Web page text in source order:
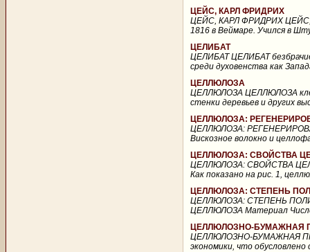
ЦЕЙС, КАРЛ ФРИДРИХ
ЦЕЙС, КАРЛ ФРИДРИХ ЦЕЙС,
1816 в Веймаре. Учился в
ЦЕЛИБАТ
ЦЕЛИБАТ ЦЕЛИБАТ
среди духовенства как
ЦЕЛЛЮЛОЗА
ЦЕЛЛЮЛОЗА ЦЕЛЛЮЛОЗА
стенки деревьев и других
ЦЕЛЛЮЛОЗА:
ЦЕЛЛЮЛОЗА:
Вискозное волокно и
ЦЕЛЛЮЛОЗА: СВОЙСТВА
ЦЕЛЛЮЛОЗА: СВОЙСТВА
Как показано на рис. 1,
ЦЕЛЛЮЛОЗА: СТЕПЕНЬ
ЦЕЛЛЮЛОЗА: СТЕПЕНЬ
ЦЕЛЛЮЛОЗА Материал
ЦЕЛЛЮЛОЗНО-БУМАЖНАЯ
ЦЕЛЛЮЛОЗНО-БУМАЖНАЯ
экономики, что